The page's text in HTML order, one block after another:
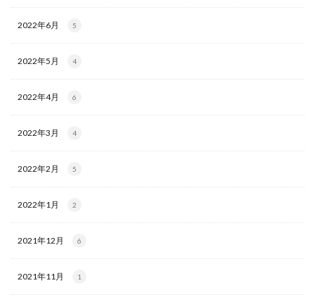
2022年6月 5
2022年5月 4
2022年4月 6
2022年3月 4
2022年2月 5
2022年1月 2
2021年12月 6
2021年11月 1